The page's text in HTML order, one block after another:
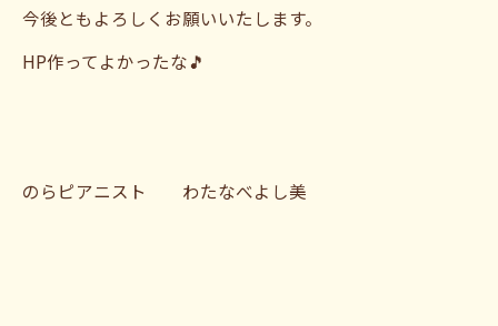
今後ともよろしくお願いいたします。
HP作ってよかったな🎵
のらピアニスト わたなべよし美